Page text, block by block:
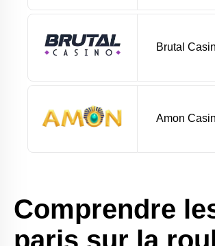
Brutal
Amon
Comprendre
paris sur la